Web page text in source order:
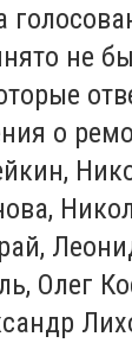
не
о
Олег